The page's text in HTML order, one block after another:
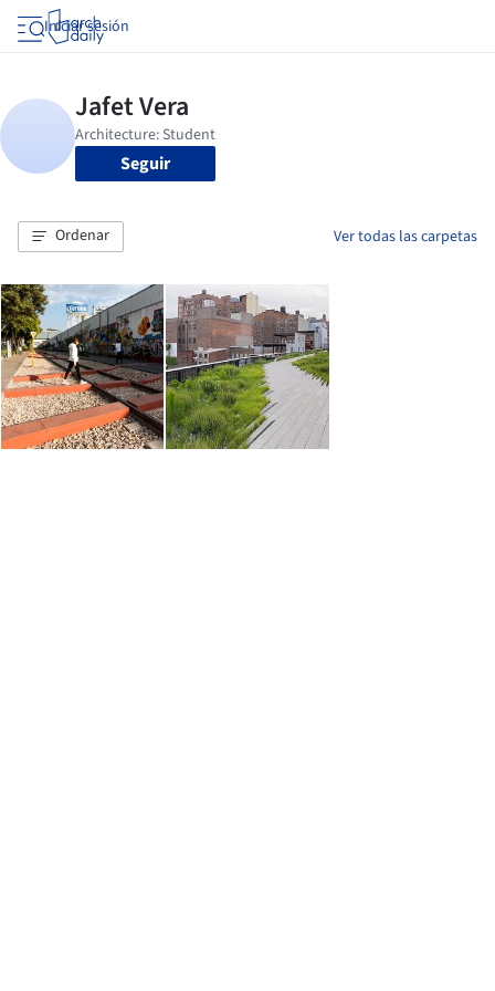
Iniciar sesión
Seguir
Ordenar Ver todas las carpetas